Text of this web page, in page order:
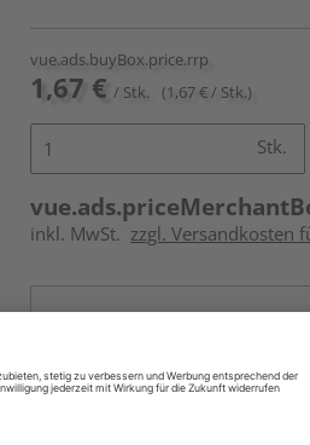
vue.ads.buyBox.price.rrp
1,67 € / Stk. (1,67 € / Stk.)
Stk.
inkl. MwSt. zzgl. Versandkosten